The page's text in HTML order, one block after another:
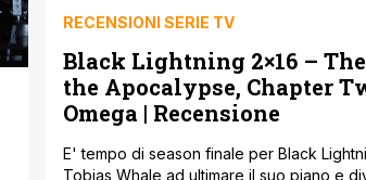
RECENSIONI SERIE TV
Black Lightning 2×16 –
the Apocalypse, Chapter
Omega | Recensione
E' tempo di season finale per Black
Tobias Whale ad ultimare il suo piano e